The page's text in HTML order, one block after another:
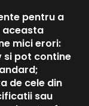
pentru a
aceasta
mici erori:
pot contine
de cele din
sau